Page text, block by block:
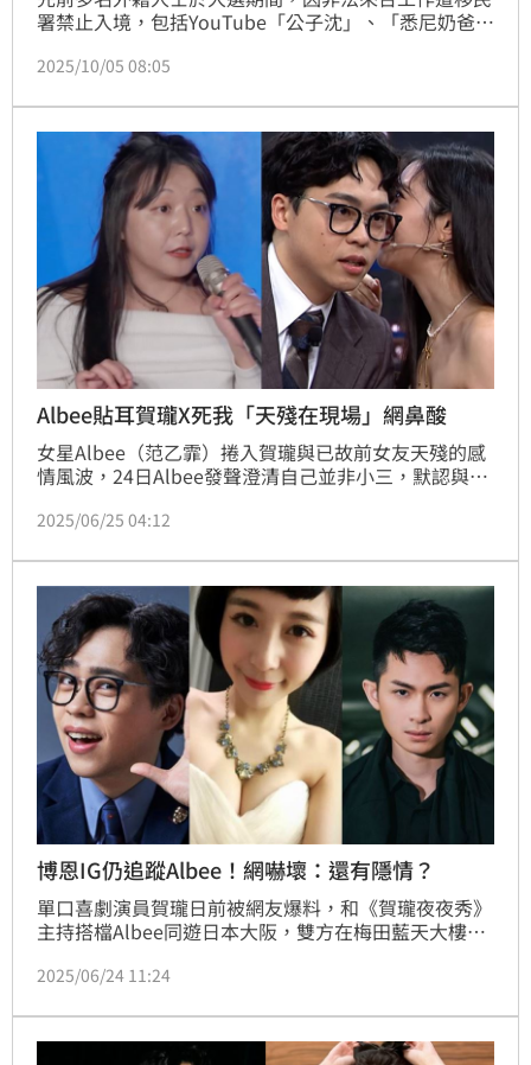
署禁止入境，包括YouTube「公子沈」、「悉尼奶爸
Farley（樂樂法利）」、悉尼奶爸、文昭等人，如今都
《央視》記者王志安，並未被解禁。對此，王志安聲
稱，只要可以解封，「讓我喊台灣獨立萬歲都可以」。
2025/10/05 08:05
Albee貼耳賀瓏X死我「天殘在現場」網鼻酸
女星Albee（范乙霏）捲入賀瓏與已故前女友天殘的感
情風波，24日Albee發聲澄清自己並非小三，默認與賀
動，認為一切有跡可循，而其中一段她在節目上的dirty
當時天殘就在現場看賀瓏演出。
2025/06/25 04:12
博恩IG仍追蹤Albee！網嚇壞：還有隱情？
單口喜劇演員賀瓏日前被網友爆料，和《賀瓏夜夜秀》
主持搭檔Albee同遊日本大阪，雙方在梅田藍天大樓觀
遭所屬薩泰爾因雙方理念不合，宣布終止合約。如今有
不過仍有追蹤Albee，，讓其他網友吃瓜認為：「案情
不單純」。
2025/06/24 11:24